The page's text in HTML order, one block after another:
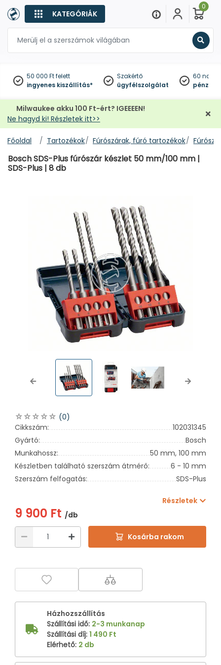
KATEGÓRIÁK
0
50 000 Ft felett
ingyenes kiszállítás*
Szakértő
ügyfélszolgálat
60
Milwaukee akku 100 Ft-ért? IGEEEEN!
Ne hagyd ki! Részletek itt>>
Főoldal Tartozékok Fúrószárak, fúró tartozékok
Bosch SDS-Plus fúrószár készlet 50 mm/100 mm |
SDS-Plus | 8 db
Previous Next
(0)
Cikkszám:
102031345
Gyártó:
Bosch
Munkahossz:
50 mm, 100 mm
Készletben található szerszám átmérő:
6 - 10 mm
Szerszám felfogatás:
SDS-Plus
Részletek
9 900 Ft /db
Kosárba rakom
Házhozszállítás
Szállítási idő: 2-3 munkanap
Szállítási díj: 1 490 Ft
Elérhető: 2 db